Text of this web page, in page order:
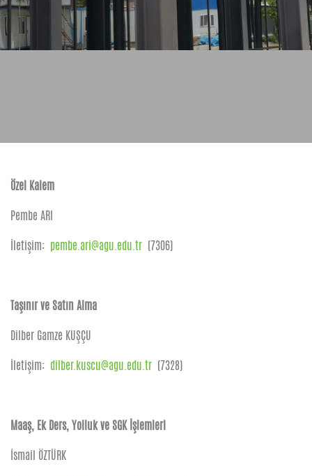
Özel Kalem
Pembe ARI
İletişim: pembe.ari@agu.edu.tr (7306)
Taşınır ve Satın Alma
Dilber Gamze KUŞÇU
İletişim: dilber.kuscu@agu.edu.tr (7328)
Maaş, Ek Ders, Yolluk ve SGK İşlemleri
İsmail ÖZTÜRK